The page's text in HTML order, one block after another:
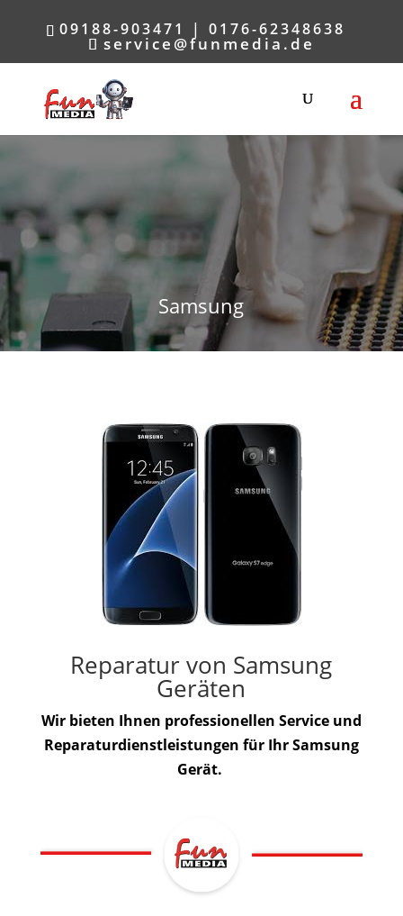
09188-903471 | 0176-62348638
service@funmedia.de
Samsung
Reparatur von Samsung
Geräten
Wir bieten Ihnen professionellen Service und
Reparaturdienstleistungen für Ihr Samsung
Gerät.